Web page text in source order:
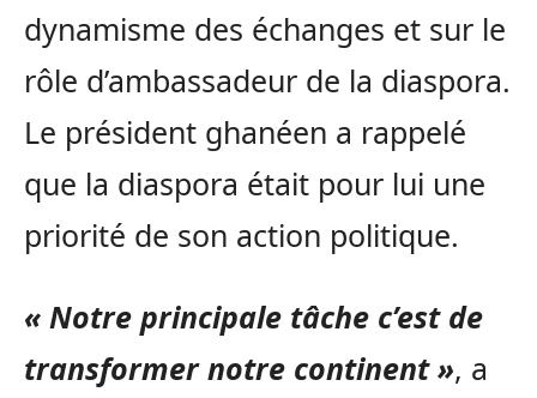
dynamisme des échanges et sur le
rôle d’ambassadeur de la diaspora.
Le président ghanéen a rappelé
que la diaspora était pour lui une
priorité de son action politique.
« Notre principale tâche c’est de
transformer notre continent », a